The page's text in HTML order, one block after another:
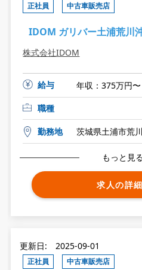
正社員 中古車販売店
IDOM ガリバー土浦荒川
株式会社IDOM
給与
年収：375万円〜
職種
勤務地 茨城県土浦市荒
もっと見
求人の詳
更新日: 2025-09-01
正社員 中古車販売店